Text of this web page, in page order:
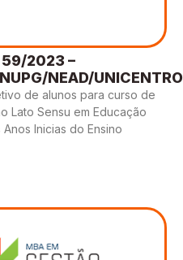
59/2023 –
NEAD/UNICENTRO
de alunos para curso de
Lato Sensu em Educação
Inicias do Ensino